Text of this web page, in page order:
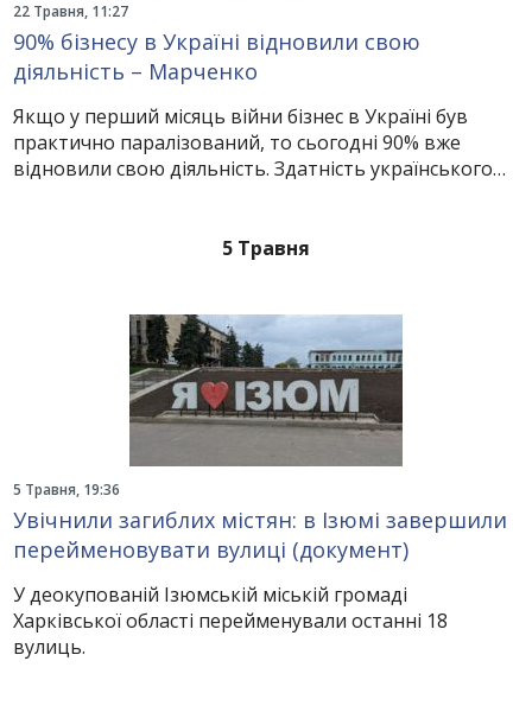
22 Травня, 11:27
90% бізнесу в Україні відновили свою
діяльність – Марченко
Якщо у перший місяць війни бізнес в Україні був
практично паралізований, то сьогодні 90% вже
відновили свою діяльність. Здатність українського…
5 Травня
5 Травня, 19:36
Увічнили загиблих містян: в Ізюмі завершили
перейменовувати вулиці (документ)
У деокупованій Ізюмській міській громаді
Харківської області перейменували останні 18
вулиць.